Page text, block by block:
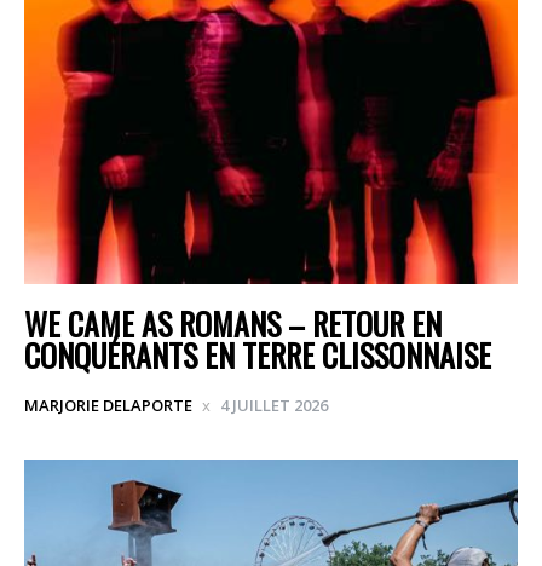
WE CAME AS ROMANS – RETOUR EN
CONQUÉRANTS EN TERRE CLISSONNAISE
MARJORIE DELAPORTE 4 JUILLET 2026